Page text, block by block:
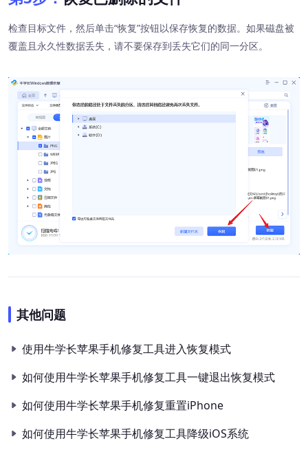
检查目标文件，然后单击“恢复”按钮以保存恢复的数据。如果磁盘被
覆盖且永久性数据丢失，请不要保存到丢失它们的同一分区。
其他问题
使用牛学长苹果手机修复工具进入恢复模式
如何使用牛学长苹果手机修复工具一键退出恢复模式
如何使用牛学长苹果手机修复重置iPhone
如何使用牛学长苹果手机修复工具降级iOS系统